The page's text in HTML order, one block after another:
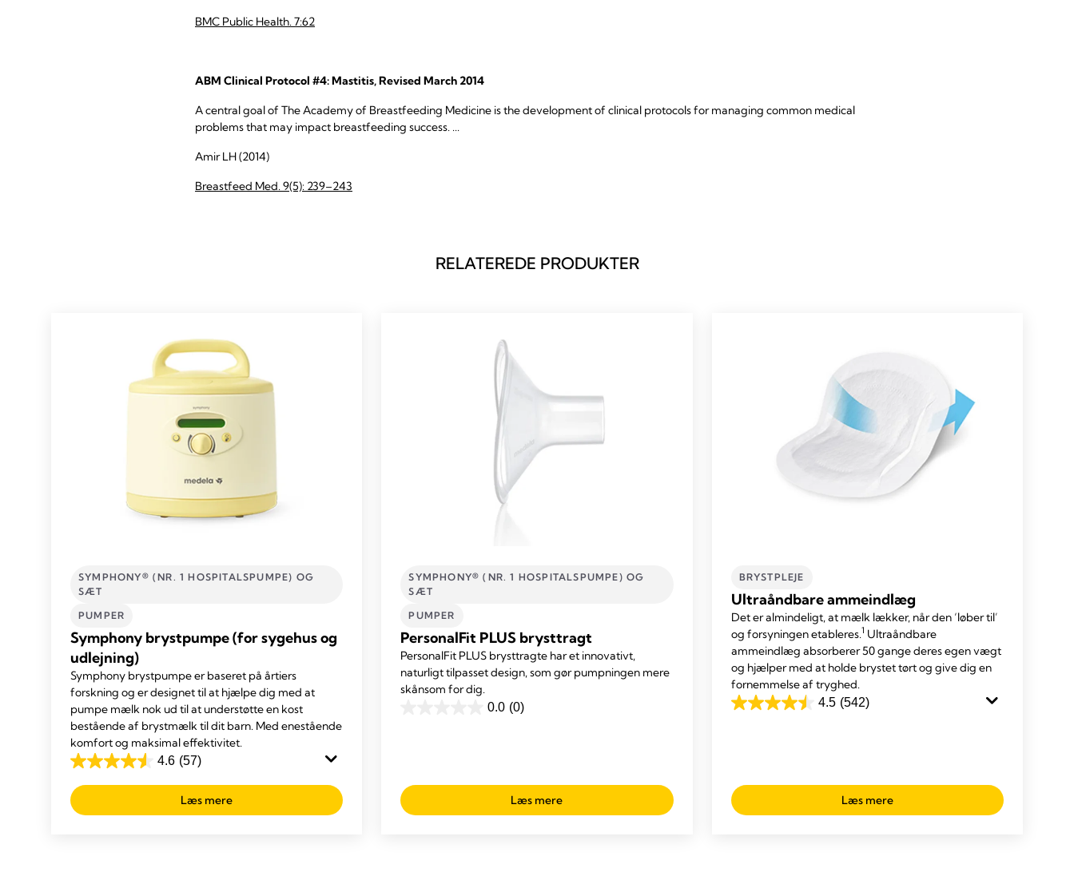
BMC Public Health. 7:62
ABM Clinical Protocol #4: Mastitis, Revised March 2014
A central goal of The Academy of Breastfeeding Medicine is the development of clinical protocols for managing common medical
problems that may impact breastfeeding success. ...
Amir LH (2014)
Breastfeed Med. 9(5): 239–243
RELATEREDE PRODUKTER
SYMPHONY® (NR. 1 HOSPITALSPUMPE) OG
SÆT
PUMPER
Symphony brystpumpe (for sygehus og
udlejning)
Symphony brystpumpe er baseret på årtiers
forskning og er designet til at hjælpe dig med at
pumpe mælk nok ud til at understøtte en kost
bestående af brystmælk til dit barn. Med enestående
komfort og maksimal effektivitet.
4.6 (57)
4.6
ud
af
Læs mere
SYMPHONY® (NR. 1 HOSPITALSPUMPE) OG
SÆT
PUMPER
PersonalFit PLUS brysttragt
PersonalFit PLUS brysttragte har et innovativt,
naturligt tilpasset design, som gør pumpningen mere
skånsom for dig.
0.0 (0)
stjerner.
Læs mere
BRYSTPLEJE
Ultraåndbare ammeindlæg
Det er almindeligt, at mælk lækker, når den ‘løber til’
og forsyningen etableres.1 Ultraåndbare
ammeindlæg absorberer 50 gange deres egen vægt
og hjælper med at holde brystet tørt og give dig en
fornemmelse af tryghed.
4.5 (542)
4.5
stjerner.
542
Læs mere